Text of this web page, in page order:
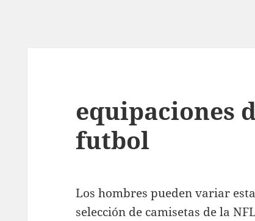
equipaciones
futbol
Los hombres pueden variar
selección de camisetas de la